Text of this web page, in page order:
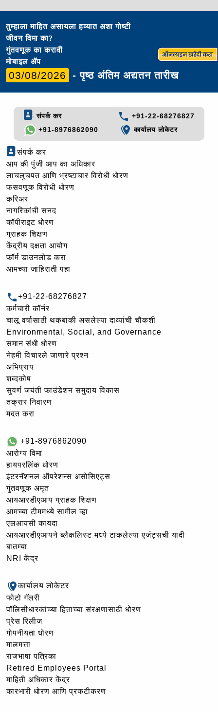
तुम्हाला माहित असायला हव्यात अशा गोष्टी
जीवन विमा का?
गुंतवणूक का करावी
मोबाइल ॲप
03/08/2026 - पृष्ठ अंतिम अद्यतन तारीख
संपर्क कर
+91-22-68276827
+91-8976862090
कार्यालय लोकेटर
संपर्क कर
आप की पुंजी आप का अधिकार
लाचलुचपत आणि भ्रष्टाचार विरोधी धोरण
फसवणूक विरोधी धोरण
करिअर
नागरिकांची सनद
कॉपीराइट धोरण
ग्राहक शिक्षण
केंद्रीय दक्षता आयोग
फॉर्म डाउनलोड करा
आमच्या जाहिराती पहा
+91-22-68276827
कर्मचारी कॉर्नर
चालू वर्षासाठी थकबाकी असलेल्या दाव्यांची चौकशी
Environmental, Social, and Governance
समान संधी धोरण
नेहमी विचारले जाणारे प्रश्न
अभिप्राय
शब्दकोष
सुवर्ण जयंती फाउंडेशन समुदाय विकास
तक्रार निवारण
मदत करा
+91-8976862090
आरोग्य विमा
हायपरलिंक धोरण
इंटरनॅशनल ऑपरेशन्स असोसिएट्स
गुंतवणूक अमृत
आयआरडीएआय ग्राहक शिक्षण
आमच्या टीममध्ये सामील व्हा
एलआयसी कायदा
आयआरडीएआयने ब्लैकलिस्ट मध्ये टाकलेल्या एजंट्सची यादी
बातम्या
NRI केंद्र
कार्यालय लोकेटर
फोटो गॅलरी
पॉलिसीधारकांच्या हिताच्या संरक्षणासाठी धोरण
प्रेस रिलीज
गोपनीयता धोरण
मालमत्ता
राजभाषा पत्रिका
Retired Employees Portal
माहिती अधिकार केंद्र
कारभारी धोरण आणि प्रकटीकरण